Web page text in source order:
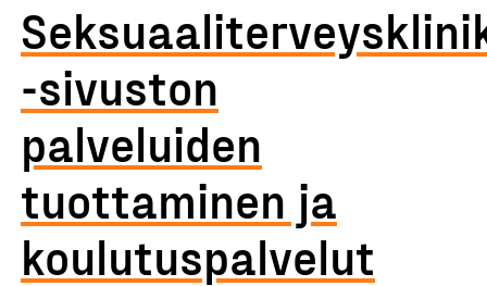
-sivuston
palveluiden
tuottaminen ja
koulutuspalvelut